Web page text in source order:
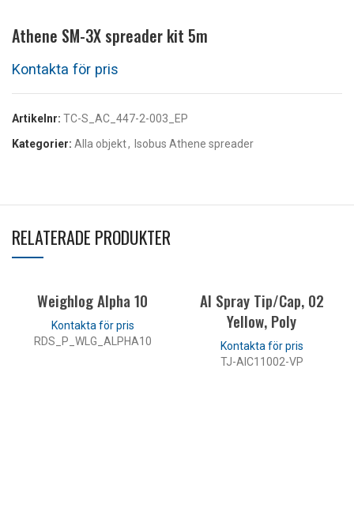
Athene SM-3X spreader kit 5m
Artikelnr: TC-S_AC_447-2-003_EP
Kategorier: Alla objekt, Isobus Athene spreader
RELATERADE PRODUKTER
Weighlog Alpha 10
RDS_P_WLG_ALPHA10
AI Spray Tip/Cap, 02
Yellow, Poly
TJ-AIC11002-VP